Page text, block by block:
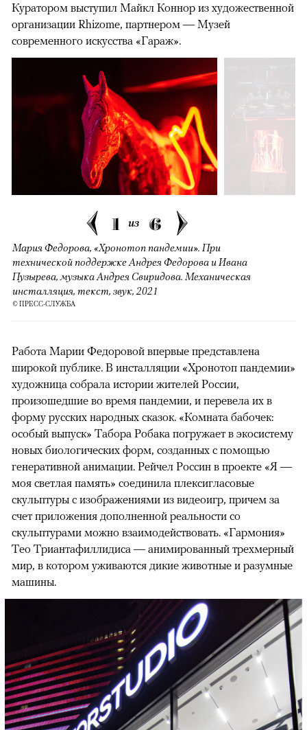
Куратором выступил Майкл Коннор из художественной
организации Rhizome, партнером — Музей
современного искусства «Гараж».
1 из 6
Мария Федорова, «Хронотоп пандемии». При
технической поддержке Андрея Федорова и Ивана
Пузырева, музыка Андрея Свиридова. Механическая
инсталляция, текст, звук, 2021
© ПРЕСС-СЛУЖБА
00:00 / 00:00
Работа Марии Федоровой впервые представлена
широкой публике. В инсталляции «Хронотоп пандемии»
художница собрала истории жителей России,
произошедшие во время пандемии, и перевела их в
форму русских народных сказок. «Комната бабочек:
особый выпуск» Табора Робака погружает в экосистему
новых биологических форм, созданных с помощью
генеративной анимации. Рейчел Россин в проекте «Я —
моя светлая память» соединила плексигласовые
скульптуры с изображениями из видеоигр, причем за
счет приложения дополненной реальности со
скульптурами можно взаимодействовать. «Гармония»
Тео Триантафиллидиса — анимированный трехмерный
мир, в котором уживаются дикие животные и разумные
машины.